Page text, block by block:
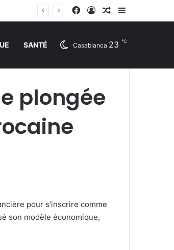
Facebook
Connexion
Article Aléatoire
Sidebar
SANTÉ Casablanca 23 ℃
plongée
pour s’inscrire comme
son modèle économique,